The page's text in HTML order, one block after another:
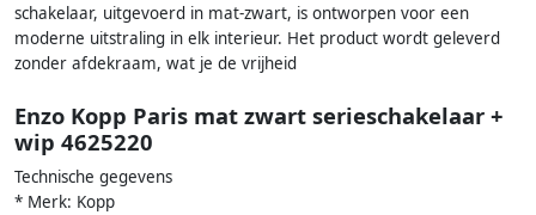
schakelaar, uitgevoerd in mat-zwart, is ontworpen voor een
moderne uitstraling in elk interieur. Het product wordt geleverd
zonder afdekraam, wat je de vrijheid
Enzo Kopp Paris mat zwart serieschakelaar +
wip 4625220
Technische gegevens
* Merk: Kopp